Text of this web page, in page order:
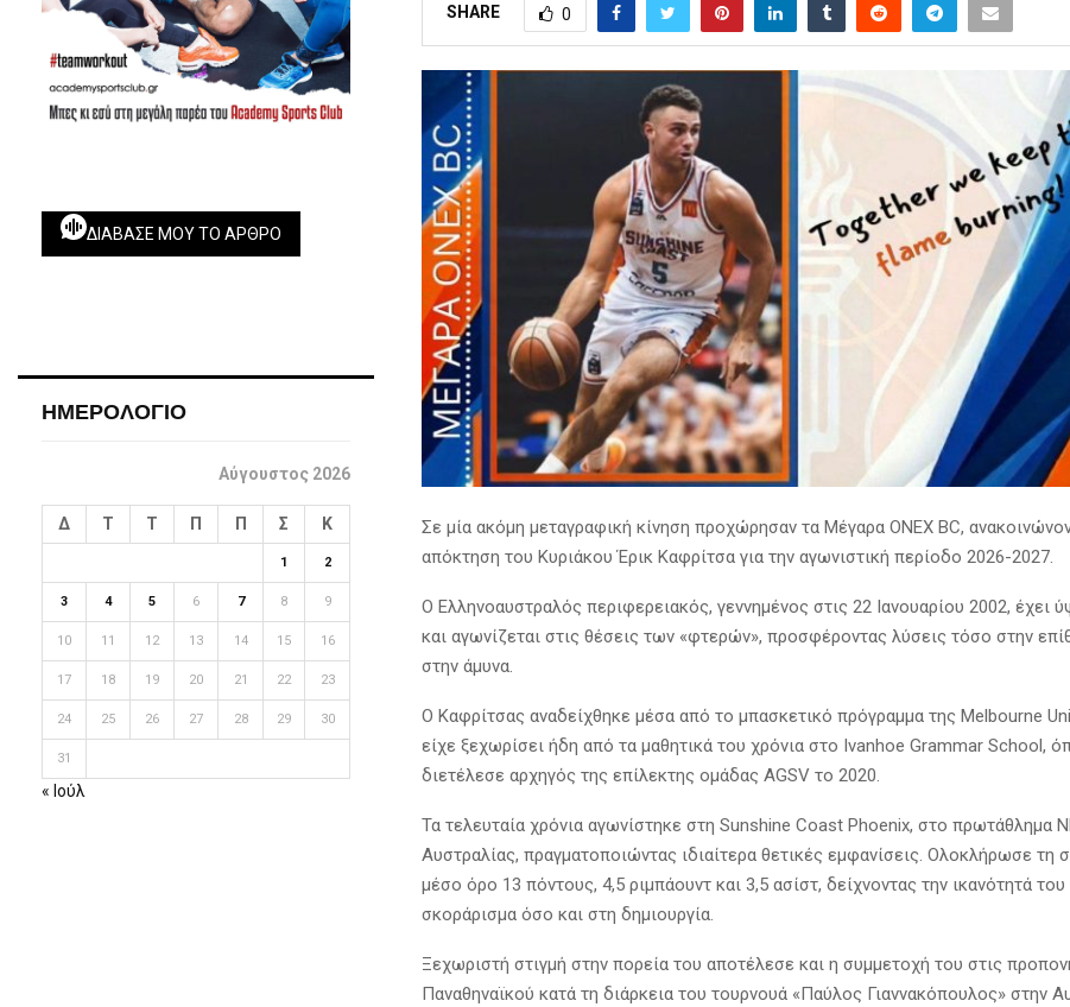
SHARE 0
Σε μία ακόμη μεταγραφική κίνηση προχώρησαν τα Μέγαρα ONEX BC,
απόκτηση του Κυριάκου Έρικ Καφρίτσα για την αγωνιστική περίοδο 2026-2027.
Ο Ελληνοαυστραλός περιφερειακός, γεννημένος στις 22 Ιανουαρίου 2002, έχει
και αγωνίζεται στις θέσεις των «φτερών», προσφέροντας λύσεις τόσο στην
στην άμυνα.
Ο Καφρίτσας αναδείχθηκε μέσα από το μπασκετικό πρόγραμμα της Melbourne
είχε ξεχωρίσει ήδη από τα μαθητικά του χρόνια στο Ivanhoe Grammar School,
διετέλεσε αρχηγός της επίλεκτης ομάδας AGSV το 2020.
Τα τελευταία χρόνια αγωνίστηκε στη Sunshine Coast Phoenix, στο πρωτάθλημα
Αυστραλίας, πραγματοποιώντας ιδιαίτερα θετικές εμφανίσεις. Ολοκλήρωσε τη
μέσο όρο 13 πόντους, 4,5 ριμπάουντ και 3,5 ασίστ, δείχνοντας την ικανότητά
σκοράρισμα όσο και στη δημιουργία.
Ξεχωριστή στιγμή στην πορεία του αποτέλεσε και η συμμετοχή του στις
Παναθηναϊκού κατά τη διάρκεια του τουρνουά «Παύλος Γιαννακόπουλος» στην
ΔΙΆΒΑΣΕ ΜΟΥ ΤΟ ΆΡΘΡΟ
ΗΜΕΡΟΛΟΓΙΟ
Αύγουστος 2026
Δ Τ Τ Π Π Σ Κ
1 2
3 4 5 6 7 8 9
10 11 12 13 14 15 16
17 18 19 20 21 22 23
24 25 26 27 28 29 30
31
« Ιούλ